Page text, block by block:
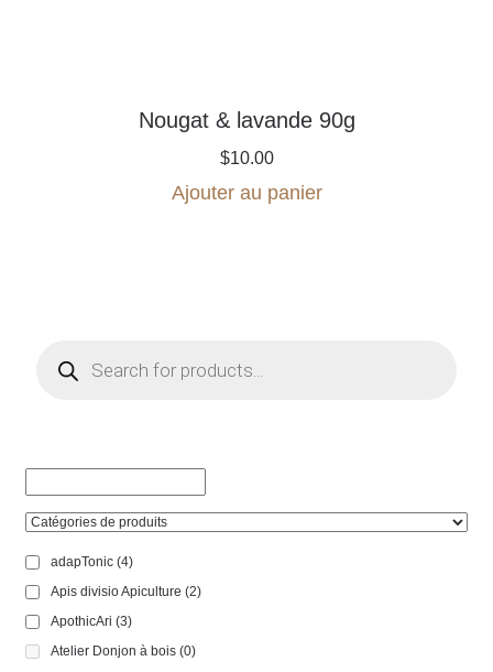
Nougat & lavande 90g
$10.00
Ajouter au panier
search
adapTonic (4)
Apis divisio Apiculture (2)
ApothicAri (3)
Atelier Donjon à bois (0)